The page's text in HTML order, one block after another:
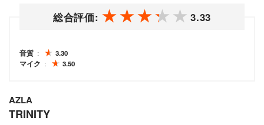
総合評価: 3.33
音質
3.30
マイク
3.50
AZLA
TRINITY